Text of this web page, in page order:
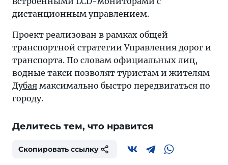
дистанционным управлением.
Проект реализован в рамках общей
транспортной стратегии Управления дорог и
транспорта. По словам официальных лиц,
водные такси позволят туристам и жителям
Дубая максимально быстро передвигаться по
городу.
Делитесь тем, что нравится
Скопировать ссылку